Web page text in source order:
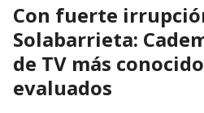
Con fuerte
Solabarrieta:
de TV más
evaluados